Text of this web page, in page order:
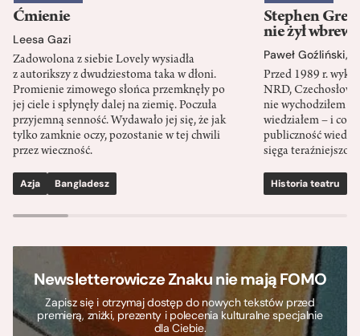
Ćmienie
Leesa Gazi
Zadowolona z siebie Lovely wysiadła
z autorikszy z dwudziestoma taka w dłoni.
Promienie zimowego słońca przemknęły po
jej ciele i spłynęły dalej na ziemię. Poczuła
przyjemną senność. Wydawało jej się, że jak
tylko zamknie oczy, pozostanie w tej chwili
przez wieczność.
Azja Bangladesz
Stephen
nie żył wbrew
Paweł Goźliński,
Przed 1989 r.
NRD,
nie wychodziłem
wiedziałem – i co
publiczność
sięga
Historia teatru
Newsletterowicze Znaku nie mają FOMO
Zapisz się i otrzymaj dostęp do nowych tekstów przed
premierą, zniżki, prezenty i polecenia kulturalne specjalnie
dla Ciebie.